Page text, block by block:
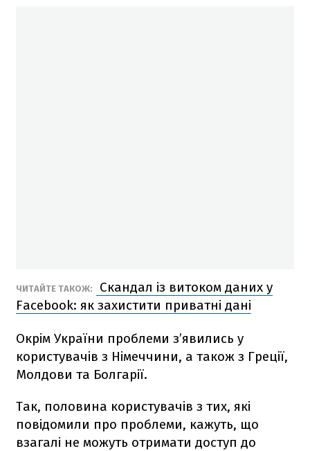
ЧИТАЙТЕ ТАКОЖ:
Скандал із витоком даних у
Facebook: як захистити приватні дані
Окрім України проблеми з’явились у
користувачів з Німеччини, а також з Греції,
Молдови та Болгарії.
Так, половина користувачів з тих, які
повідомили про проблеми, кажуть, що
взагалі не можуть отримати доступ до